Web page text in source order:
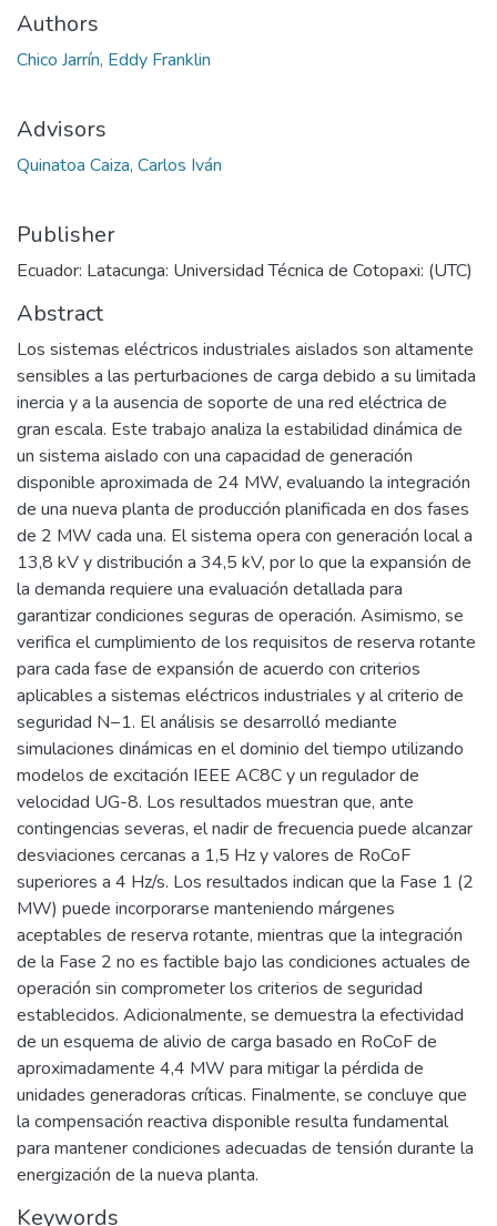
Authors
Chico Jarrín, Eddy Franklin
Advisors
Quinatoa Caiza, Carlos Iván
Publisher
Ecuador: Latacunga: Universidad Técnica de Cotopaxi: (UTC)
Abstract
Los sistemas eléctricos industriales aislados son altamente
sensibles a las perturbaciones de carga debido a su limitada
inercia y a la ausencia de soporte de una red eléctrica de
gran escala. Este trabajo analiza la estabilidad dinámica de
un sistema aislado con una capacidad de generación
disponible aproximada de 24 MW, evaluando la integración
de una nueva planta de producción planificada en dos fases
de 2 MW cada una. El sistema opera con generación local a
13,8 kV y distribución a 34,5 kV, por lo que la expansión de
la demanda requiere una evaluación detallada para
garantizar condiciones seguras de operación. Asimismo, se
verifica el cumplimiento de los requisitos de reserva rotante
para cada fase de expansión de acuerdo con criterios
aplicables a sistemas eléctricos industriales y al criterio de
seguridad N−1. El análisis se desarrolló mediante
simulaciones dinámicas en el dominio del tiempo utilizando
modelos de excitación IEEE AC8C y un regulador de
velocidad UG-8. Los resultados muestran que, ante
contingencias severas, el nadir de frecuencia puede alcanzar
desviaciones cercanas a 1,5 Hz y valores de RoCoF
superiores a 4 Hz/s. Los resultados indican que la Fase 1 (2
MW) puede incorporarse manteniendo márgenes
aceptables de reserva rotante, mientras que la integración
de la Fase 2 no es factible bajo las condiciones actuales de
operación sin comprometer los criterios de seguridad
establecidos. Adicionalmente, se demuestra la efectividad
de un esquema de alivio de carga basado en RoCoF de
aproximadamente 4,4 MW para mitigar la pérdida de
unidades generadoras críticas. Finalmente, se concluye que
la compensación reactiva disponible resulta fundamental
para mantener condiciones adecuadas de tensión durante la
energización de la nueva planta.
Keywords